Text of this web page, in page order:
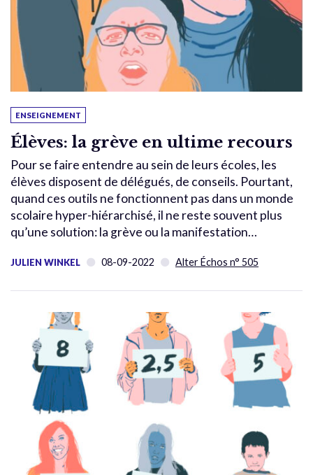
ENSEIGNEMENT
Élèves: la grève en ultime recours
Pour se faire entendre au sein de leurs écoles, les
élèves disposent de délégués, de conseils. Pourtant,
quand ces outils ne fonctionnent pas dans un monde
scolaire hyper-hiérarchisé, il ne reste souvent plus
qu’une solution: la grève ou la manifestation…
JULIEN WINKEL 08-09-2022 Alter Échos n° 505